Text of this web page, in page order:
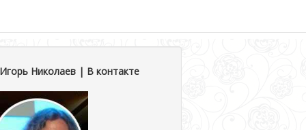
Николаев | В контакте